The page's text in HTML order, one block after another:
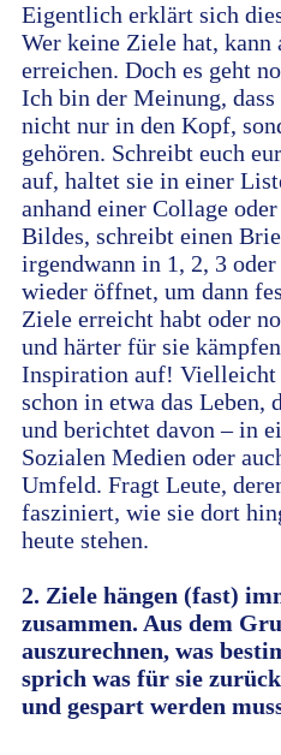
Eigentlich erklärt sich
Wer keine Ziele hat, kann
erreichen. Doch es geht
Ich bin der Meinung,
nicht nur in den Kopf,
gehören. Schreibt euch
auf, haltet sie in einer
anhand einer Collage
Bildes, schreibt einen
irgendwann in 1, 2, 3
wieder öffnet, um dann
Ziele erreicht habt oder
und härter für sie
Inspiration auf! Vielleicht
schon in etwa das Leben,
und berichtet davon – in
Sozialen Medien oder
Umfeld. Fragt Leute,
fasziniert, wie sie dort
heute stehen.
2. Ziele hängen (fast)
zusammen. Aus dem
auszurechnen, was
sprich was für sie
und gespart werden